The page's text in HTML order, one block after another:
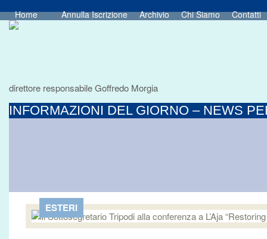
Home Annulla Iscrizione Archivio Chi Siamo Contatti
direttore responsabile Goffredo Morgia
INFORMAZIONI DEL GIORNO – NEWS
ESTERI